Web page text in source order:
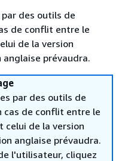
des outils de
de conflit entre le
de la version
prévaudra.
par des outils de
cas de conflit entre le
de la version
anglaise prévaudra.
l'utilisateur, cliquez